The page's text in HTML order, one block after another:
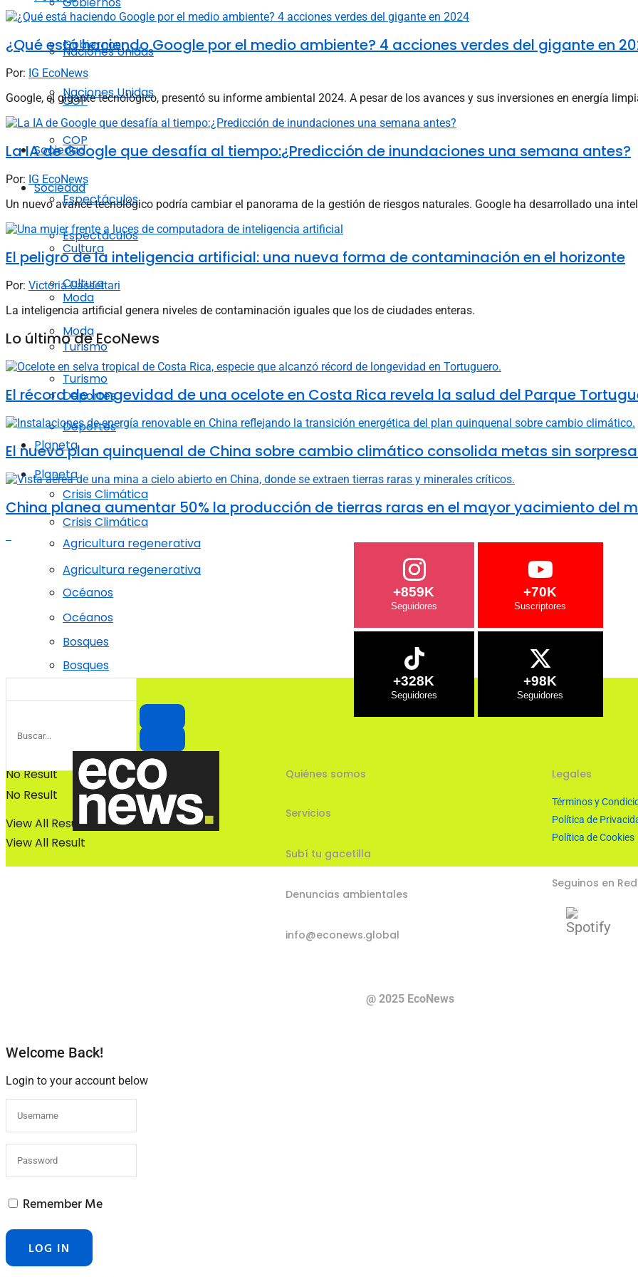
Naciones Unidas
COP
Sociedad
Espectáculos
Cultura
Moda
Turismo
Deportes
Planeta
Crisis Climática
Agricultura regenerativa
Océanos
Bosques
No Result
View All Result
Gobiernos
Naciones Unidas
COP
Sociedad
Espectáculos
Cultura
Moda
Turismo
Deportes
Planeta
Crisis Climática
Agricultura regenerativa
Océanos
Bosques
No Result
View All Result
¿Qué está haciendo Google por el medio ambiente? 4 acciones verdes del gigante en
Por: IG EcoNews
Google, el gigante tecnológico, presentó su informe ambiental 2024. A pesar de los avances y sus inversiones en energía
La IA de Google que desafía al tiempo:¿Predicción de inundaciones una semana antes?
Por: IG EcoNews
Un nuevo avance tecnológico podría cambiar el panorama de la gestión de riesgos naturales. Google ha desarrollado una
El peligro de la inteligencia artificial: una nueva forma de contaminación en el horizonte
Por: Victoria Cassettari
La inteligencia artificial genera niveles de contaminación iguales que los de ciudades enteras.
Lo último de EcoNews
El récord de longevidad de una ocelote en Costa Rica revela la salud del Parque
El nuevo plan quinquenal de China sobre cambio climático consolida metas sin
China planea aumentar 50% la producción de tierras raras en el mayor yacimiento del
+859K +70K
+328K +98K
Quiénes somos
Servicios
Subí tu gacetilla
Denuncias ambientales
info@econews.global
Legales
Términos y
Política de
Política de Cookies
Seguinos en
@ 2025 EcoNews
Welcome Back!
Login to your account below
Remember Me